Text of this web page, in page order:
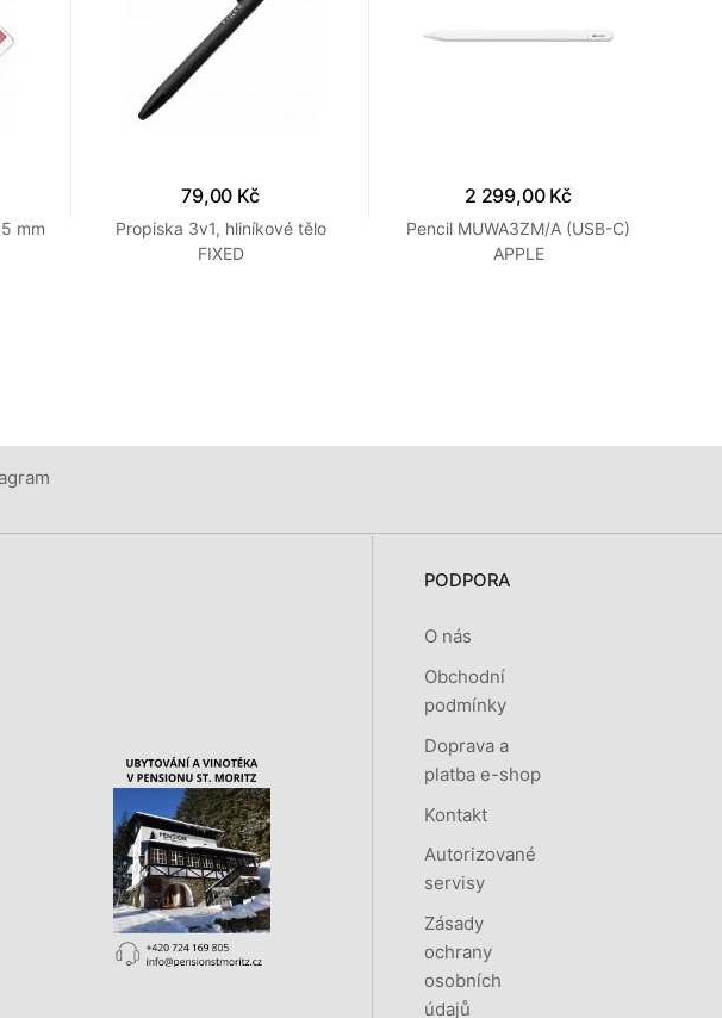
mm
79,00 Kč
Propiska 3v1, hliníkové tělo
FIXED
2 299,00 Kč
Pencil MUWA3ZM/A (USB-C)
APPLE
PODPORA
O nás
Obchodní
podmínky
Doprava a
platba e-shop
Kontakt
Autorizované
servisy
Zásady
ochrany
osobních
údajů